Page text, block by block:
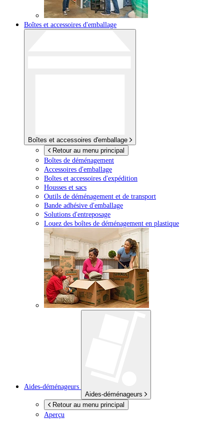
Boîtes et accessoires d'emballage
Boîtes et accessoires d'emballage
Retour au menu principal
Boîtes de déménagement
Accessoires d'emballage
Boîtes et accessoires d'expédition
Housses et sacs
Outils de déménagement et de transport
Bande adhésive d'emballage
Solutions d'entreposage
Louez des boîtes de déménagement en plastique
Aides-déménageurs
Aides-déménageurs
Retour au menu principal
Aperçu